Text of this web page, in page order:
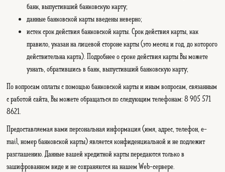
банк, выпустивший банковскую карту;
данные банковской карты введены неверно;
истек срок действия банковской карты. Срок действия карты, как
правило, указан на лицевой стороне карты (это месяц и год, до которого
действительна карта). Подробнее о сроке действия карты Вы можете
узнать, обратившись в банк, выпустивший банковскую карту;
По вопросам оплаты с помощью банковской карты и иным вопросам, связанным
с работой сайта, Вы можете обращаться по следующим телефонам: 8 905 571
8621.
Предоставляемая вами персональная информация (имя, адрес, телефон, e-
mail, номер банковской карты) является конфиденциальной и не подлежит
разглашению. Данные вашей кредитной карты передаются только в
зашифрованном виде и не сохраняются на нашем Web-сервере.